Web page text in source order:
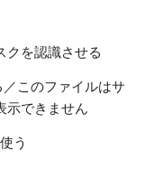
クを認識させる
このファイルはサ
示できません
う